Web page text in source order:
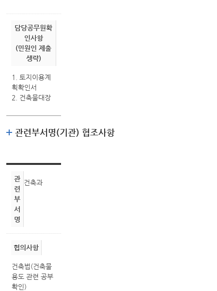
담당공무원확
인사항
(민원인 제출
생략)
1. 토지이용계
획확인서
2. 건축물대장
관련부서명(기관) 협조사항
관
련
부
서
명
건축과
협의사항
건축법(건축물
용도 관련 공부
확인)